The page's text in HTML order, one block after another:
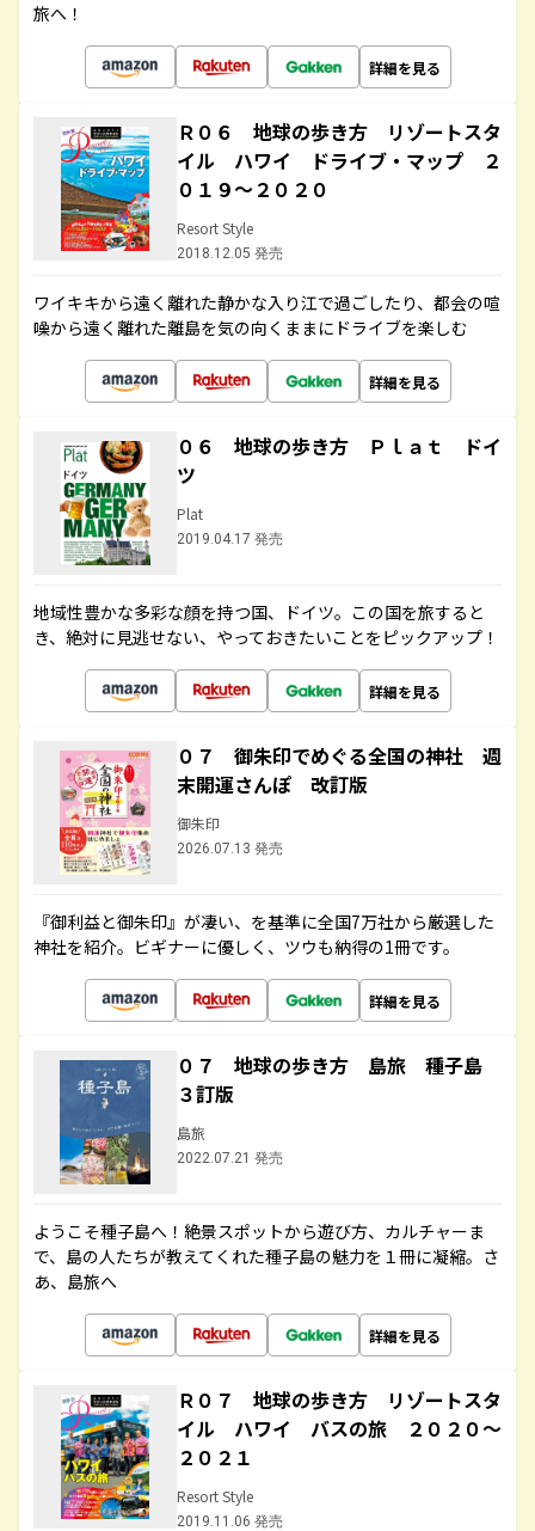
旅へ！
詳細を見る
Ｒ０６ 地球の歩き方 リゾートスタ
イル ハワイ ドライブ・マップ ２
０１９～２０２０
Resort Style
2018.12.05 発売
ワイキキから遠く離れた静かな入り江で過ごしたり、都会の喧
噪から遠く離れた離島を気の向くままにドライブを楽しむ
詳細を見る
０６ 地球の歩き方 Ｐｌａｔ ドイ
ツ
Plat
2019.04.17 発売
地域性豊かな多彩な顔を持つ国、ドイツ。この国を旅すると
き、絶対に見逃せない、やっておきたいことをピックアップ！
詳細を見る
０７ 御朱印でめぐる全国の神社 週
末開運さんぽ 改訂版
御朱印
2026.07.13 発売
『御利益と御朱印』が凄い、を基準に全国7万社から厳選した
神社を紹介。ビギナーに優しく、ツウも納得の1冊です。
詳細を見る
０７ 地球の歩き方 島旅 種子島
３訂版
島旅
2022.07.21 発売
ようこそ種子島へ！絶景スポットから遊び方、カルチャーま
で、島の人たちが教えてくれた種子島の魅力を１冊に凝縮。さ
あ、島旅へ
詳細を見る
Ｒ０７ 地球の歩き方 リゾートスタ
イル ハワイ バスの旅 ２０２０～
２０２１
Resort Style
2019.11.06 発売